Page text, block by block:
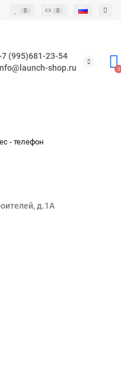
0 0
(995)681-23-54
shop.ru
0
- телефон
д.1А